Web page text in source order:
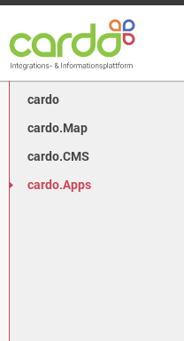
cardo
cardo.Map
cardo.CMS
cardo.Apps